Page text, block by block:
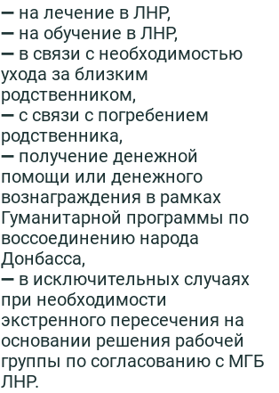
➖ на лечение в ЛНР,
➖ на обучение в ЛНР,
➖ в связи с необходимостью
ухода за близким
родственником,
➖ с связи с погребением
родственника,
➖ получение денежной
помощи или денежного
вознаграждения в рамках
Гуманитарной программы по
воссоединению народа
Донбасса,
➖ в исключительных случаях
при необходимости
экстренного пересечения на
основании решения рабочей
группы по согласованию с МГБ
ЛНР.